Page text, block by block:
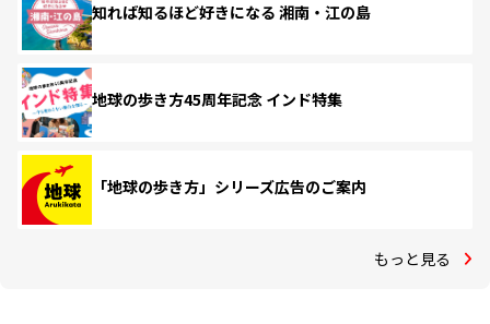
知れば知るほど好きになる 湘南・江の島
地球の歩き方45周年記念 インド特集
「地球の歩き方」シリーズ広告のご案内
もっと見る